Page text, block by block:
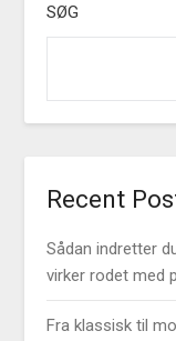
SØG
Recent
Sådan indretter
virker rodet med
Fra klassisk til